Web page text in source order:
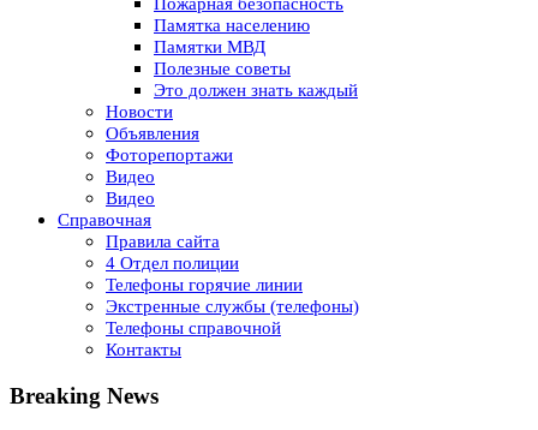
Пожарная безопасность
Памятка населению
Памятки МВД
Полезные советы
Это должен знать каждый
Новости
Объявления
Фоторепортажи
Видео
Видео
Справочная
Правила сайта
4 Отдел полиции
Телефоны горячие линии
Экстренные службы (телефоны)
Телефоны справочной
Контакты
Breaking News